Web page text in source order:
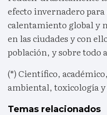
efecto invernadero
calentamiento global y
en las ciudades y con
población, y sobre todo
(*) Científico,
ambiental, toxicología y
Temas relacionados